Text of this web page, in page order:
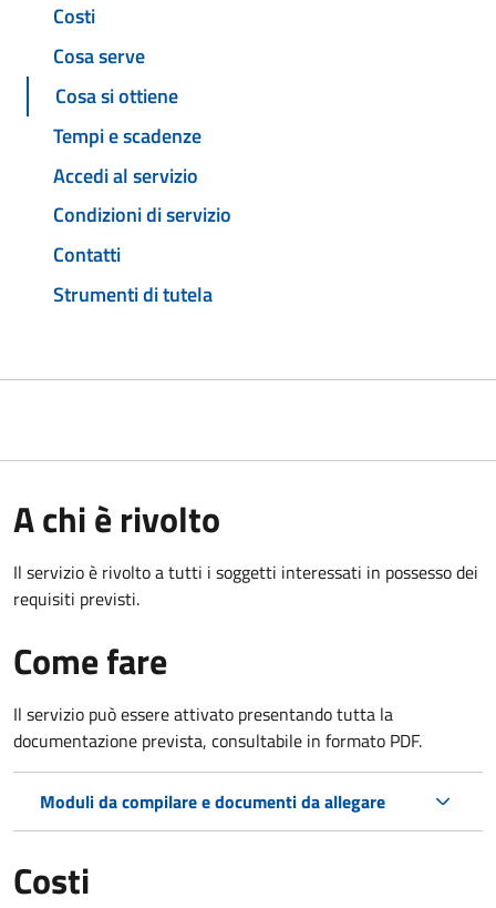
Costi
Cosa serve
Cosa si ottiene
Tempi e scadenze
Accedi al servizio
Condizioni di servizio
Contatti
Strumenti di tutela
A chi è rivolto
Il servizio è rivolto a tutti i soggetti interessati in possesso dei
requisiti previsti.
Come fare
Il servizio può essere attivato presentando tutta la
documentazione prevista, consultabile in formato PDF.
Moduli da compilare e documenti da allegare
Costi